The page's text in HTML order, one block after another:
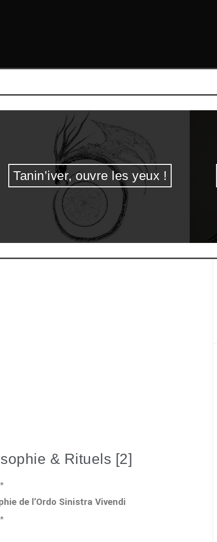
Tanin’iver, ouvre les yeux !
& Rituels [2]
*
de l’Ordo Sinistra Vivendi
*